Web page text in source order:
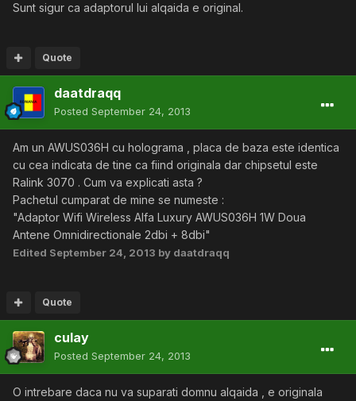
Sunt sigur ca adaptorul lui alqaida e original.
Quote
daatdraqq
Posted September 24, 2013
Am un AWUS036H cu holograma , placa de baza este identica
cu cea indicata de tine ca fiind originala dar chipsetul este
Ralink 3070 . Cum va explicati asta ?
Pachetul cumparat de mine se numeste :
"Adaptor Wifi Wireless Alfa Luxury AWUS036H 1W Doua
Antene Omnidirectionale 2dbi + 8dbi"
Edited September 24, 2013 by daatdraqq
Quote
culay
Posted September 24, 2013
O intrebare daca nu va suparati domnu alqaida , e originala